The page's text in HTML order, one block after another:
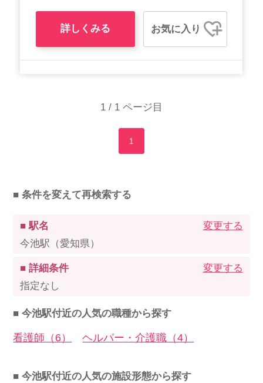
詳しくみる お気に入り
1 / 1 ページ目
1
■ 条件を変えて再検索する
■ 駅名
今池駅（愛知県）
変更する
■ 詳細条件
指定なし
変更する
■ 今池駅付近の人気の職種から探す
看護師（6） ヘルパー・介護職（4）
■ 今池駅付近の人気の施設形態から探す